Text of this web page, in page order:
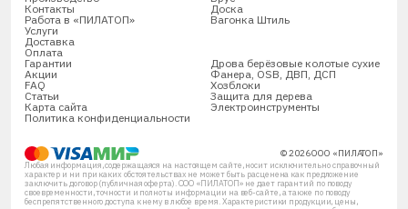
Контакты
Работа в «ПИЛАТОП»
Услуги
Доставка
Оплата
Гарантии
Акции
FAQ
Статьи
Карта сайта
Политика конфиденциальности
Доска
Вагонка Штиль
Дрова берёзовые колотые сухие
Фанера, OSB, ДВП, ДСП
Хозблоки
Защита для дерева
Электроинструменты
© 2026 ООО «ПИЛАТОП»
Любая информация, содержащаяся на настоящем сайте, носит исключительно справочный
характер и ни при каких обстоятельствах не может быть расценена как предложение
заключить договор (публичная оферта). ООО «ПИЛАТОП» не дает гарантий по поводу
своевременности, точности и полноты информации на веб-сайте, а также по поводу
беспрепятственного доступа к нему в любое время. Характеристики продукции, цены,